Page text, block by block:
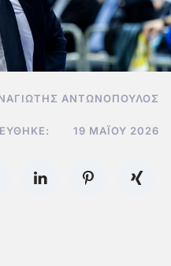
ΑΝΤΩΝΌΠΟΥΛΟΣ
19 ΜΑΪ́ΟΥ 2026